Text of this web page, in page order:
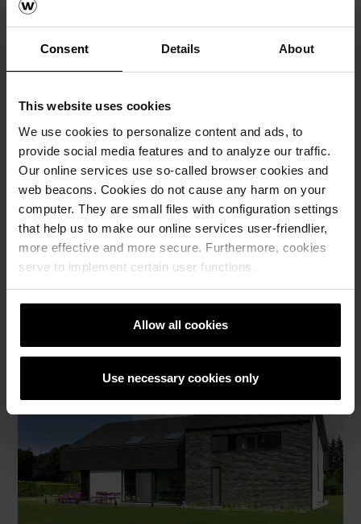
Consent Details About
This website uses cookies
We use cookies to personalize content and ads, to
provide social media features and to analyze our traffic.
Our online services use so-called browser cookies and
web beacons. Cookies do not cause any harm on your
computer. They are small files with configuration settings
that help us to make our online services user-friendlier,
more effective and more secure. Furthermore, cookies
serve to implement certain user functions.
Allow all cookies
Use necessary cookies only